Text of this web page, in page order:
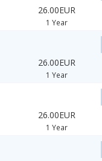
26.00EUR
1 Year
26.00EUR
1 Year
26.00EUR
1 Year